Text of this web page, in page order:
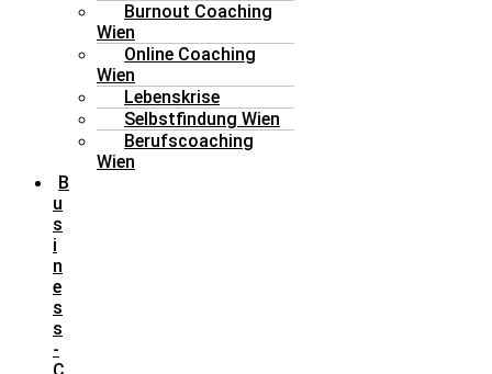
Burnout Coaching
Wien
Online Coaching
Wien
Lebenskrise
Selbstfindung Wien
Berufscoaching
Wien
B
u
s
i
n
e
s
s
-